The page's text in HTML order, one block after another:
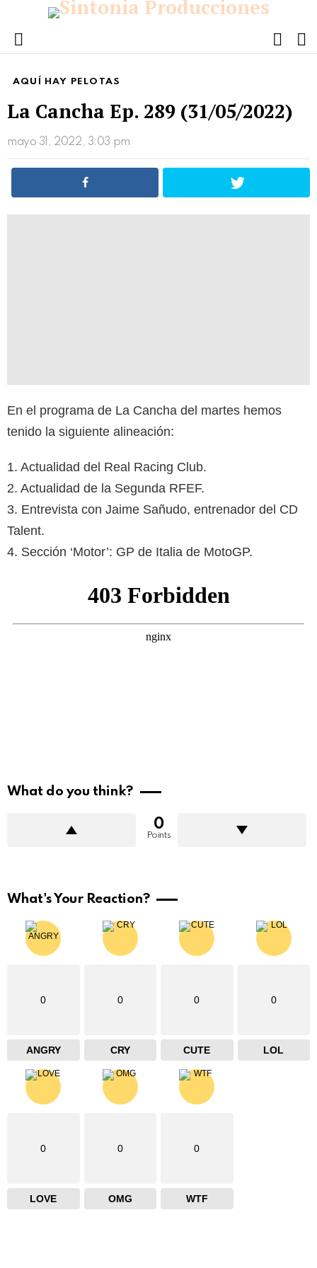
Menu
AQUÍ HAY PELOTAS
La Cancha Ep. 289 (31/05/2022)
mayo 31, 2022, 3:03 pm
En el programa de La Cancha del martes hemos
tenido la siguiente alineación:
1. Actualidad del Real Racing Club.
2. Actualidad de la Segunda RFEF.
3. Entrevista con Jaime Sañudo, entrenador del CD
Talent.
4. Sección ‘Motor’: GP de Italia de MotoGP.
What do you think?
0
Points
What's Your Reaction?
0
ANGRY
0
CRY
0
CUTE
0
LOL
0
LOVE
0
OMG
0
WTF